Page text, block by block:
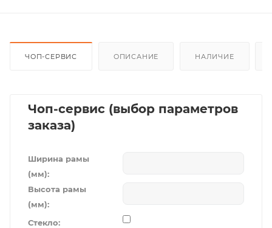
ЧОП-СЕРВИС ОПИСАНИЕ НАЛИЧИЕ
Чоп-сервис (выбор параметров
заказа)
Ширина рамы
(мм):
Высота рамы
(мм):
Стекло: